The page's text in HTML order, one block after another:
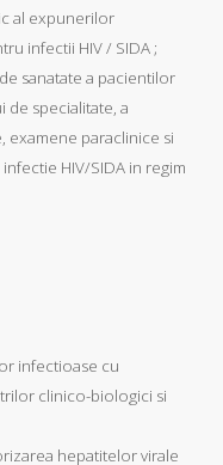
al expunerilor
infectii HIV / SIDA ;
sanatate a pacientilor
de specialitate, a
examene paraclinice si
HIV/SIDA in regim
infectioase cu
clinico-biologici si
hepatitelor virale